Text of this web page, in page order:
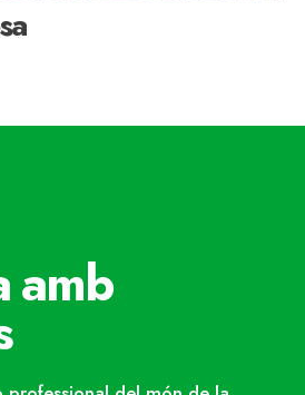
amb